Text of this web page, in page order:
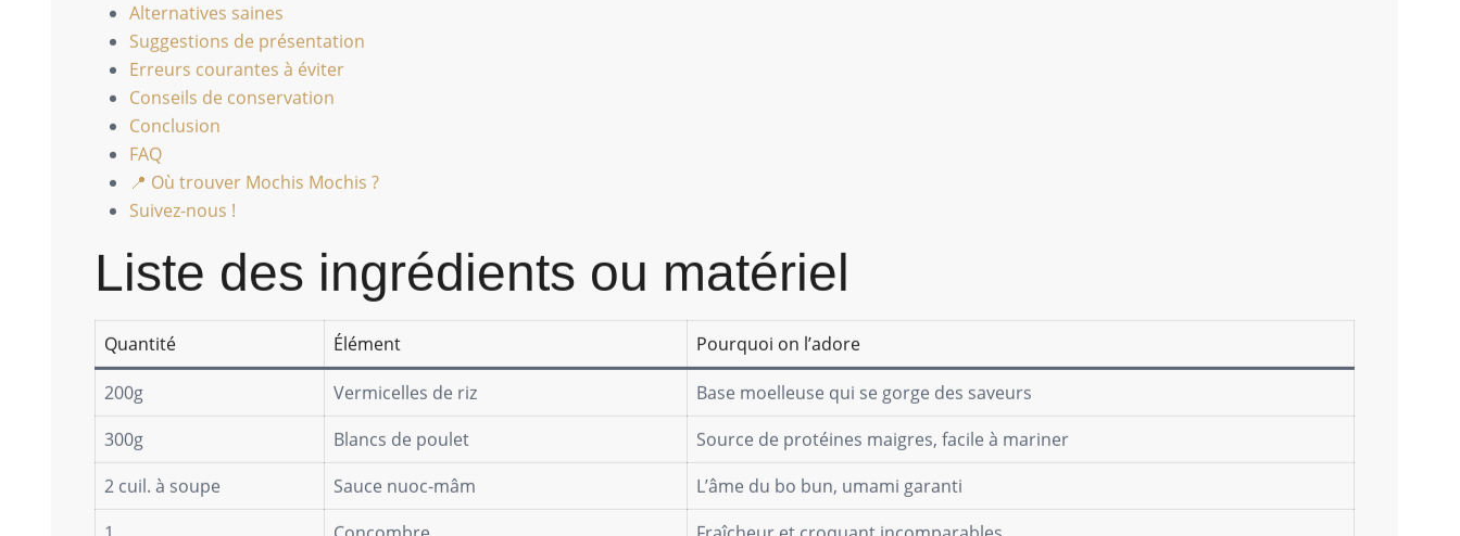
Alternatives saines
Suggestions de présentation
Erreurs courantes à éviter
Conseils de conservation
Conclusion
FAQ
📍 Où trouver Mochis Mochis ?
Suivez-nous !
Liste des ingrédients ou matériel
Quantité Élément Pourquoi on l’adore
200g Vermicelles de riz
Base moelleuse qui se gorge des saveurs
300g
Blancs de poulet
Source de protéines maigres, facile à mariner
2 cuil. à soupe
Sauce nuoc-mâm
L’âme du bo bun, umami garanti